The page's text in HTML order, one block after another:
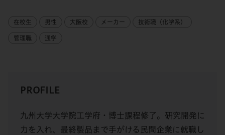
在校生 男性 大阪校 メーカー 技術職（化学系）
管理職 通学
PROFILE
九州大学大学院工学府・博士課程修了。研究開発に
力を入れ、最終製品まで手がける民間企業に就職し